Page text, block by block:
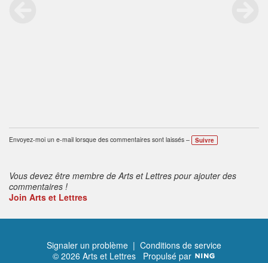
Envoyez-moi un e-mail lorsque des commentaires sont laissés – Suivre
Vous devez être membre de Arts et Lettres pour ajouter des
commentaires !
Join Arts et Lettres
Signaler un problème | Conditions de service
© 2026 Arts et Lettres Propulsé par